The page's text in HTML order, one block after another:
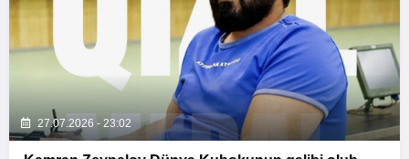
27.07.2026 - 23:02